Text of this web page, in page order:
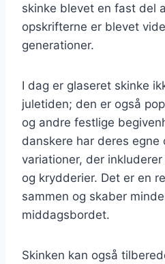
skinke blevet en fast del
opskrifterne er blevet
generationer.
I dag er glaseret skinke
juletiden; den er også
og andre festlige
danskere har deres egne
variationer, der
og krydderier. Det er en
sammen og skaber
middagsbordet.
Skinken kan også